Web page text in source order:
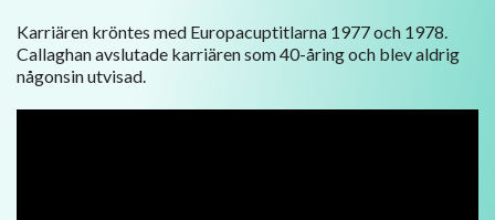
Karriären kröntes med Europacuptitlarna 1977 och 1978.
Callaghan avslutade karriären som 40-åring och blev aldrig
någonsin utvisad.